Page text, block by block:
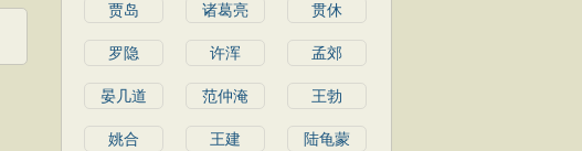
贾岛 诸葛亮 贯休
罗隐 许浑 孟郊
晏几道 范仲淹 王勃
姚合 王建 陆龟蒙